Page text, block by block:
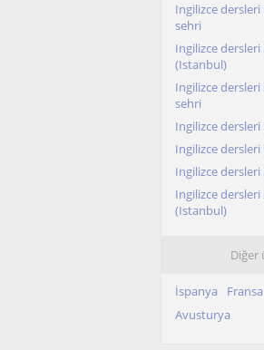
Ingilizce dersleri
sehri
Ingilizce dersleri
(Istanbul)
Ingilizce
sehri
Ingilizce
Ingilizce dersleri
Ingilizce
Ingilizce
(Istanbul)
(Kayseri)
Ingilizce dersleri
Diğer
İspanya Fransa
Avusturya